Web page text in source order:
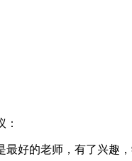
好的老师，有了兴趣